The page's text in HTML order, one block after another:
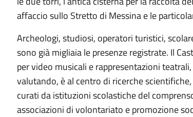
affaccio sullo Stretto di Messina e le
Archeologi, studiosi, operatori turistici,
sono già migliaia le presenze registrate. Il
per video musicali e rappresentazioni
valutando, è al centro di ricerche
curati da istituzioni scolastiche del
associazioni di volontariato e promozione